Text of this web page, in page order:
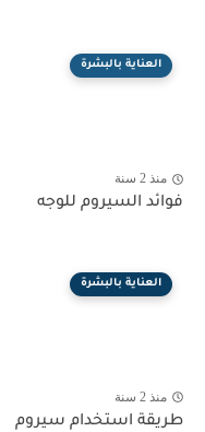
العناية بالبشرة
منذ 2 سنة
فوائد السيروم للوجه
العناية بالبشرة
منذ 2 سنة
طريقة استخدام سيروم